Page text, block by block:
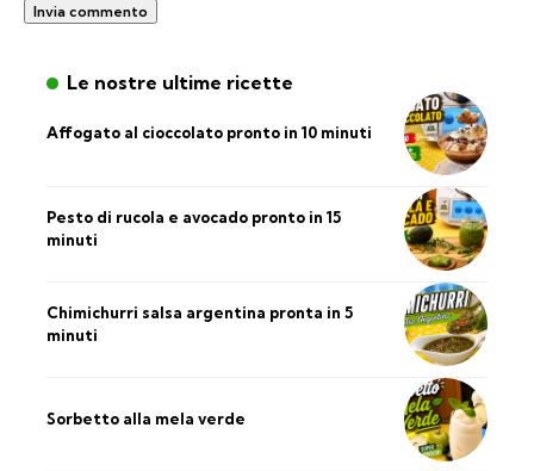
Le nostre ultime ricette
Affogato al cioccolato pronto in 10 minuti
Pesto di rucola e avocado pronto in 15
minuti
Chimichurri salsa argentina pronta in 5
minuti
Sorbetto alla mela verde